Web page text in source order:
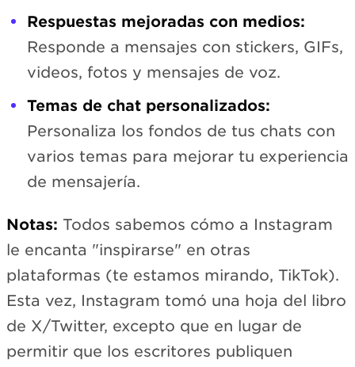
Respuestas mejoradas con medios:
Responde a mensajes con stickers, GIFs,
videos, fotos y mensajes de voz.
Temas de chat personalizados:
Personaliza los fondos de tus chats con
varios temas para mejorar tu experiencia
de mensajería.
Notas: Todos sabemos cómo a Instagram
le encanta "inspirarse" en otras
plataformas (te estamos mirando, TikTok).
Esta vez, Instagram tomó una hoja del libro
de X/Twitter, excepto que en lugar de
permitir que los escritores publiquen